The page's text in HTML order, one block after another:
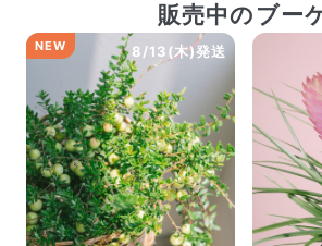
販売中のブー
8/13(木)発送
NEW